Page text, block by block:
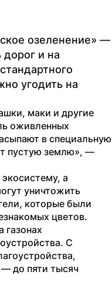
озеленение» —
дорог и на
угодить на
маки и другие
оживленных
в специальную
пустую землю», —
а
уничтожить
которые были
цветов.
газонах
С
до пяти тысяч